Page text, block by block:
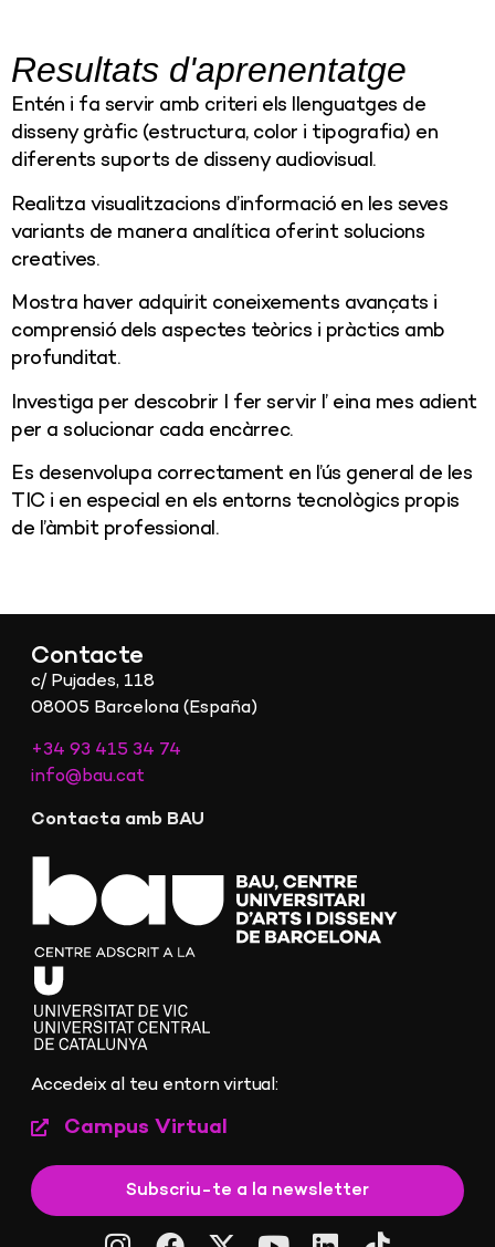
Resultats d'aprenentatge
Entén i fa servir amb criteri els llenguatges de
disseny gràfic (estructura, color i tipografia) en
diferents suports de disseny audiovisual.
Realitza visualitzacions d’informació en les seves
variants de manera analítica oferint solucions
creatives.
Mostra haver adquirit coneixements avançats i
comprensió dels aspectes teòrics i pràctics amb
profunditat.
Investiga per descobrir I fer servir l’ eina mes adient
per a solucionar cada encàrrec.
Es desenvolupa correctament en l’ús general de les
TIC i en especial en els entorns tecnològics propis
de l’àmbit professional.
Contacte
c/ Pujades, 118
08005 Barcelona (España)
+34 93 415 34 74
info@bau.cat
Contacta amb BAU
Accedeix al teu entorn virtual:
Campus Virtual
Subscriu-te a la newsletter